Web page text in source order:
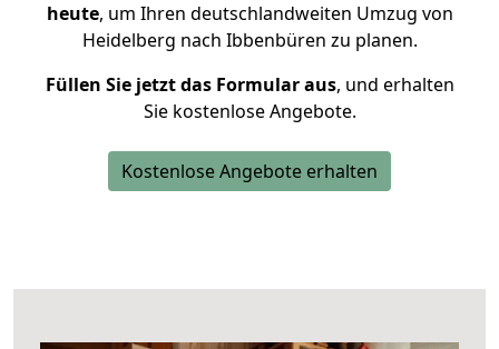
heute, um Ihren deutschlandweiten Umzug von
Heidelberg nach Ibbenbüren zu planen.
Füllen Sie jetzt das Formular aus, und erhalten
Sie kostenlose Angebote.
Kostenlose Angebote erhalten